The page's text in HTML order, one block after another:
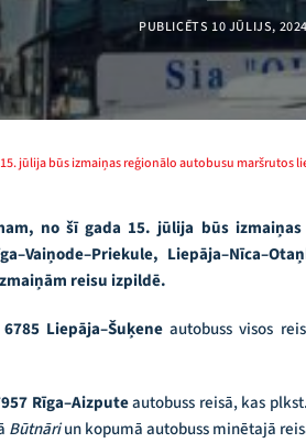
PUBLICĒTS 10 JŪLIJS,
jūlija būs izmaiņas reģionālo autobusu maršrutos
no šī gada 15. jūlija būs
reisu izpildē.
Liepāja–Šuķeneautobuss visos
Rīga–Aizputeautobuss reisā, kas
Būtnāriun kopumā autobuss minētajā